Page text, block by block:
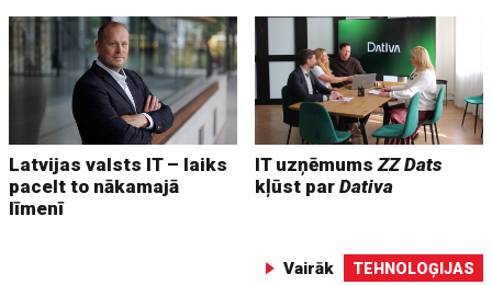
Latvijas valsts IT – laiks
pacelt to nākamajā
līmenī
IT uzņēmumsZZ Dats
kļūst parDativa
Vairāk TEHNOLOĢIJAS